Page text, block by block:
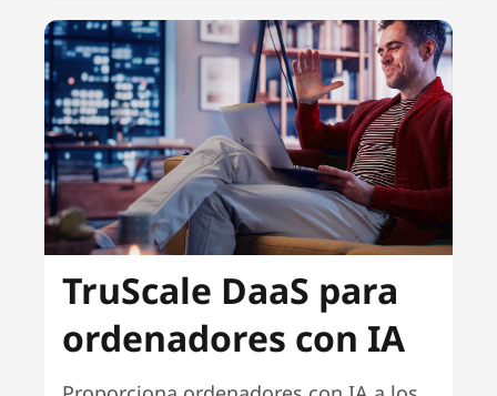
TruScale DaaS para
ordenadores con IA